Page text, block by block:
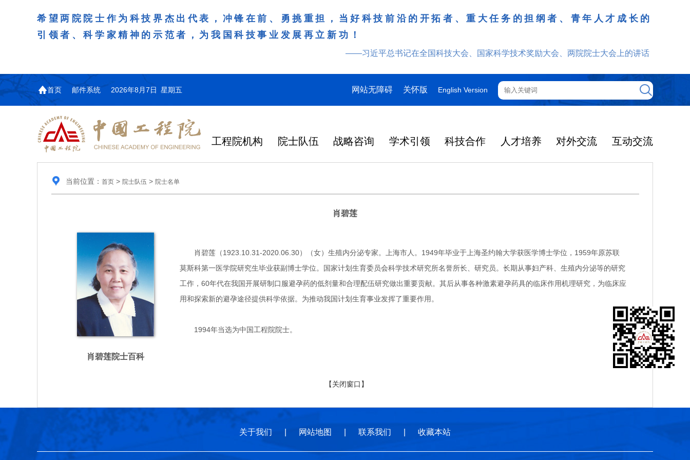
希望两院院士作为科技界杰出代表，冲锋在前、勇挑重担，当好科技前沿的开拓者、重大任务的担纲者、青年人才成长的
引领者、科学家精神的示范者，为我国科技事业发展再立新功！
——习近平总书记在全国科技大会、国家科学技术奖励大会、两院院士大会上的讲话
首页 邮件系统 2026年8月7日 星期五 网站无障碍 关怀版 English Version
工程院机构 院士队伍 战略咨询 学术引领 科技合作 人才培养 对外交流 互动交流
当前位置： 首页> 院士队伍 > 院士名单
肖碧莲
肖碧莲院士百科
肖碧莲（1923.10.31-2020.06.30）（女）生殖内分泌专家。上海市人。1949年毕业于上海圣约翰大学获医学博士学位，1959年原苏联
莫斯科第一医学院研究生毕业获副博士学位。国家计划生育委员会科学技术研究所名誉所长、研究员。长期从事妇产科、生殖内分泌等的研究
工作，60年代在我国开展研制口服避孕药的低剂量和合理配伍研究做出重要贡献。其后从事各种激素避孕药具的临床作用机理研究，为临床应
用和探索新的避孕途径提供科学依据。为推动我国计划生育事业发挥了重要作用。
1994年当选为中国工程院院士。
【关闭窗口】
关于我们 网站地图 联系我们 收藏本站